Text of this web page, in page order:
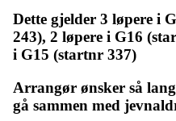
Dette gjelder 3 løpere i
243), 2 løpere i G16
i G15 (startnr 337)
Arrangør ønsker så
gå sammen med